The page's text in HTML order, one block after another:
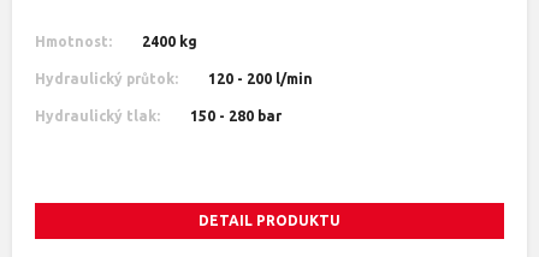
Hmotnost: 2400 kg
Hydraulický průtok: 120 - 200 l/min
Hydraulický tlak: 150 - 280 bar
DETAIL PRODUKTU